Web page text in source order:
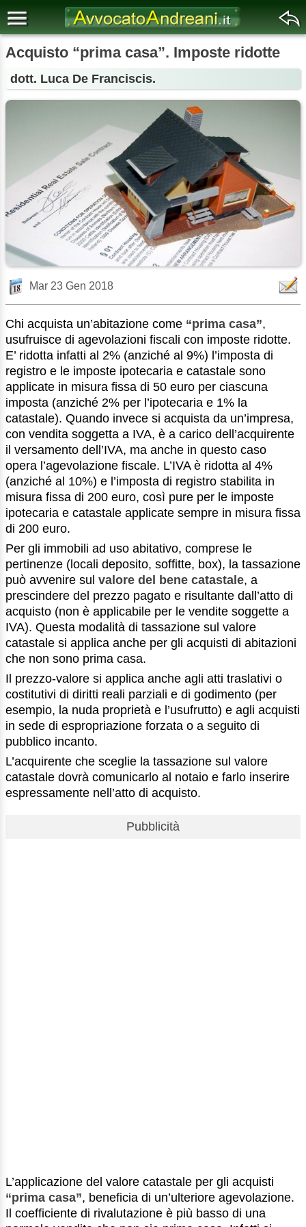
Acquisto “prima casa”. Imposte ridotte
dott. Luca De Franciscis.
Mar 23 Gen 2018
Chi acquista un’abitazione come “prima casa”,
usufruisce di agevolazioni fiscali con imposte ridotte.
E’ ridotta infatti al 2% (anziché al 9%) l’imposta di
registro e le imposte ipotecaria e catastale sono
applicate in misura fissa di 50 euro per ciascuna
imposta (anziché 2% per l’ipotecaria e 1% la
catastale). Quando invece si acquista da un’impresa,
con vendita soggetta a IVA, è a carico dell’acquirente
il versamento dell’IVA, ma anche in questo caso
opera l’agevolazione fiscale. L’IVA è ridotta al 4%
(anziché al 10%) e l’imposta di registro stabilita in
misura fissa di 200 euro, così pure per le imposte
ipotecaria e catastale applicate sempre in misura fissa
di 200 euro.
Per gli immobili ad uso abitativo, comprese le
pertinenze (locali deposito, soffitte, box), la tassazione
può avvenire sul valore del bene catastale, a
prescindere del prezzo pagato e risultante dall’atto di
acquisto (non è applicabile per le vendite soggette a
IVA). Questa modalità di tassazione sul valore
catastale si applica anche per gli acquisti di abitazioni
che non sono prima casa.
Il prezzo-valore si applica anche agli atti traslativi o
costitutivi di diritti reali parziali e di godimento (per
esempio, la nuda proprietà e l’usufrutto) e agli acquisti
in sede di espropriazione forzata o a seguito di
pubblico incanto.
L’acquirente che sceglie la tassazione sul valore
catastale dovrà comunicarlo al notaio e farlo inserire
espressamente nell’atto di acquisto.
Pubblicità
L’applicazione del valore catastale per gli acquisti
“prima casa”, beneficia di un’ulteriore agevolazione.
Il coefficiente di rivalutazione è più basso di una